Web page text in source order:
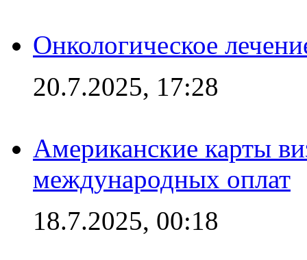
Онкологическое
20.7.2025, 17:28
Американские карты
международных оплат
18.7.2025, 00:18